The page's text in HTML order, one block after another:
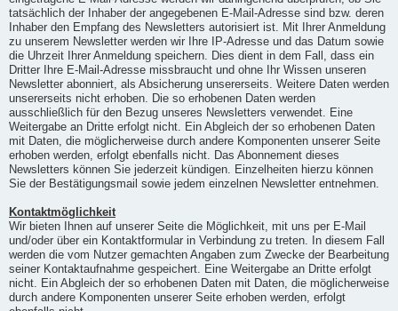
tatsächlich der Inhaber der angegebenen E-Mail-Adresse sind bzw. deren
Inhaber den Empfang des Newsletters autorisiert ist. Mit Ihrer Anmeldung
zu unserem Newsletter werden wir Ihre IP-Adresse und das Datum sowie
die Uhrzeit Ihrer Anmeldung speichern. Dies dient in dem Fall, dass ein
Dritter Ihre E-Mail-Adresse missbraucht und ohne Ihr Wissen unseren
Newsletter abonniert, als Absicherung unsererseits. Weitere Daten werden
unsererseits nicht erhoben. Die so erhobenen Daten werden
ausschließlich für den Bezug unseres Newsletters verwendet. Eine
Weitergabe an Dritte erfolgt nicht. Ein Abgleich der so erhobenen Daten
mit Daten, die möglicherweise durch andere Komponenten unserer Seite
erhoben werden, erfolgt ebenfalls nicht. Das Abonnement dieses
Newsletters können Sie jederzeit kündigen. Einzelheiten hierzu können
Sie der Bestätigungsmail sowie jedem einzelnen Newsletter entnehmen.
Kontaktmöglichkeit
Wir bieten Ihnen auf unserer Seite die Möglichkeit, mit uns per E-Mail
und/oder über ein Kontaktformular in Verbindung zu treten. In diesem Fall
werden die vom Nutzer gemachten Angaben zum Zwecke der Bearbeitung
seiner Kontaktaufnahme gespeichert. Eine Weitergabe an Dritte erfolgt
nicht. Ein Abgleich der so erhobenen Daten mit Daten, die möglicherweise
durch andere Komponenten unserer Seite erhoben werden, erfolgt